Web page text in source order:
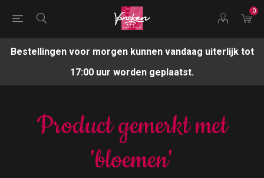
0
Bestellingen voor morgen kunnen vandaag uiterlijk tot
17:00 uur worden geplaatst.
Product gemerkt met
'bloemen'